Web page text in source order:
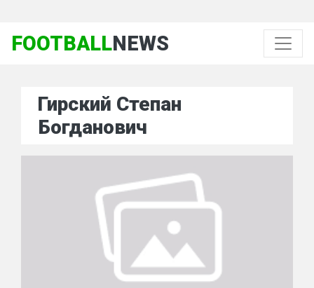
FOOTBALLNEWS
Гирский Степан
Богданович